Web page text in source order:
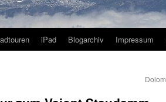
iPad Blogarchiv Impressum